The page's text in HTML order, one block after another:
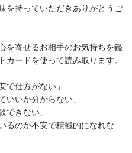
を持っていただきありがとうご
を寄せるお相手のお気持ちを鑑
ードを使って読み取ります。
で仕方がない」
いいか分からない」
できない」
るのか不安で積極的になれな